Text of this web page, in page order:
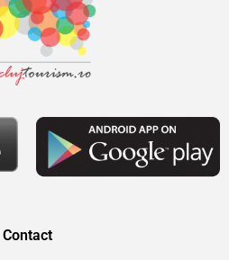
Contact